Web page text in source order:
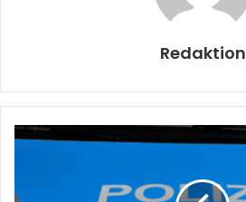
Redaktion